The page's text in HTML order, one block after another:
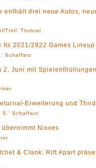
enthält drei neue Autos,
Thukral
Its 2021/2922 Games
Schaffarz
2. Juni mit
Erweiterung und
S.' Schaffarz
Nixxes
& Clank: Rift Apart